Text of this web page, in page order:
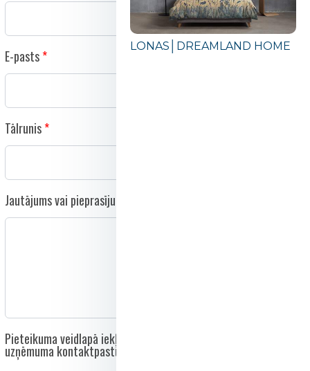
E-pasts
Tālrunis
Jautājums vai pieprasījums
Pieteikuma veidlapā iekļautie dati tiks nosūtīti tieši uz
uzņēmuma kontaktpastu un netiks nodoti trešām personām.
LONAS│DREAMLAND HOME